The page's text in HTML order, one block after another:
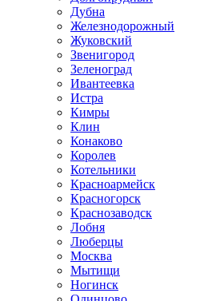
Дубна
Железнодорожный
Жуковский
Звенигород
Зеленоград
Ивантеевка
Истра
Кимры
Клин
Конаково
Королев
Котельники
Красноармейск
Красногорск
Краснозаводск
Лобня
Люберцы
Москва
Мытищи
Ногинск